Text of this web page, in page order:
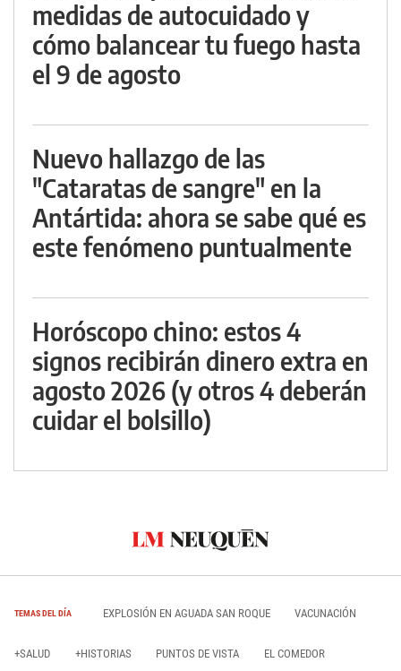
medidas de autocuidado y
cómo balancear tu fuego hasta
el 9 de agosto
Nuevo hallazgo de las
"Cataratas de sangre" en la
Antártida: ahora se sabe qué es
este fenómeno puntualmente
Horóscopo chino: estos 4
signos recibirán dinero extra en
agosto 2026 (y otros 4 deberán
cuidar el bolsillo)
TEMAS DEL DÍA EXPLOSIÓN EN AGUADA SAN ROQUE VACUNACIÓN
+SALUD +HISTORIAS PUNTOS DE VISTA EL COMEDOR